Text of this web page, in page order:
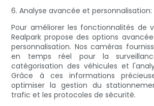
6. Analyse avancée et personnalisation:
Pour améliorer les fonctionnalités de
Realpark propose des options
personnalisation. Nos caméras
en temps réel pour la
catégorisation des véhicules et
Grâce à ces informations
optimiser la gestion du
trafic et les protocoles de sécurité.